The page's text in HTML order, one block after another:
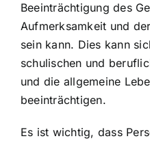
Beeinträchtigung des
Aufmerksamkeit und
sein kann. Dies kann
schulischen und
und die allgemeine
beeinträchtigen.
Es ist wichtig, dass